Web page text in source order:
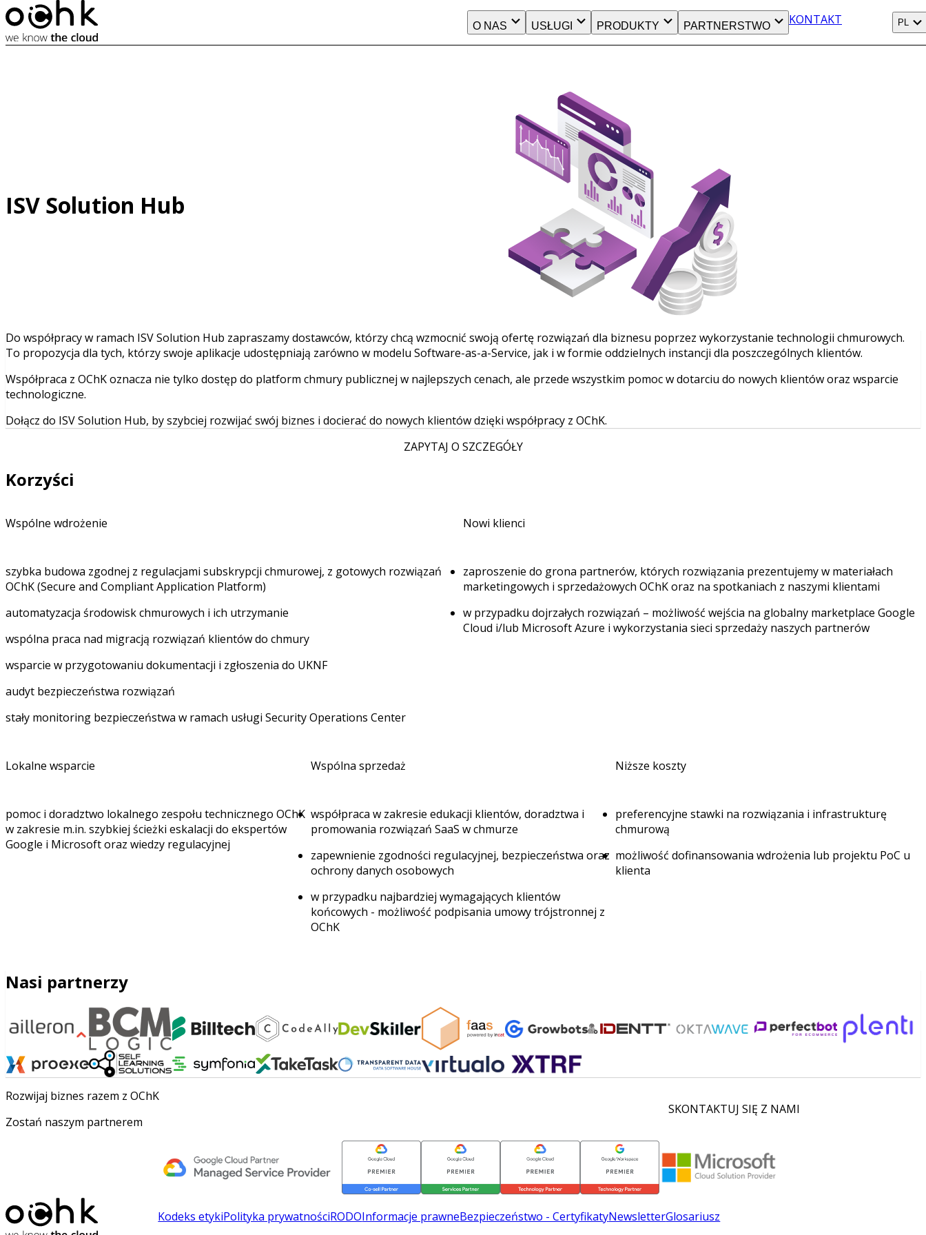
O NAS USŁUGI PRODUKTY PARTNERSTWO KONTAKT PL
ISV Solution Hub
Do współpracy w ramach ISV Solution Hub zapraszamy dostawców, którzy chcą wzmocnić swoją ofertę rozwiązań dla biznesu poprzez wykorzystanie technologii chmurowych.
To propozycja dla tych, którzy swoje aplikacje udostępniają zarówno w modelu Software-as-a-Service, jak i w formie oddzielnych instancji dla poszczególnych klientów.
Współpraca z OChK oznacza nie tylko dostęp do platform chmury publicznej w najlepszych cenach, ale przede wszystkim pomoc w dotarciu do nowych klientów oraz wsparcie
technologiczne.
Dołącz do ISV Solution Hub, by szybciej rozwijać swój biznes i docierać do nowych klientów dzięki współpracy z OChK.
ZAPYTAJ O SZCZEGÓŁY
Korzyści
Wspólne wdrożenie
szybka budowa zgodnej z regulacjami subskrypcji chmurowej, z gotowych rozwiązań
OChK (Secure and Compliant Application Platform)
automatyzacja środowisk chmurowych i ich utrzymanie
wspólna praca nad migracją rozwiązań klientów do chmury
wsparcie w przygotowaniu dokumentacji i zgłoszenia do UKNF
audyt bezpieczeństwa rozwiązań
stały monitoring bezpieczeństwa w ramach usługi Security Operations Center
Nowi klienci
zaproszenie do grona partnerów, których rozwiązania prezentujemy w materiałach
marketingowych i sprzedażowych OChK oraz na spotkaniach z naszymi klientami
w przypadku dojrzałych rozwiązań – możliwość wejścia na globalny marketplace Google
Cloud i/lub Microsoft Azure i wykorzystania sieci sprzedaży naszych partnerów
Lokalne wsparcie
pomoc i doradztwo lokalnego zespołu technicznego OChK
w zakresie m.in. szybkiej ścieżki eskalacji do ekspertów
Google i Microsoft oraz wiedzy regulacyjnej
Wspólna sprzedaż
współpraca w zakresie edukacji klientów, doradztwa i
promowania rozwiązań SaaS w chmurze
zapewnienie zgodności regulacyjnej, bezpieczeństwa oraz
ochrony danych osobowych
w przypadku najbardziej wymagających klientów
końcowych - możliwość podpisania umowy trójstronnej z
OChK
Niższe koszty
preferencyjne stawki na rozwiązania i infrastrukturę
chmurową
możliwość dofinansowania wdrożenia lub projektu PoC u
klienta
Nasi partnerzy
Rozwijaj biznes razem z OChK
Zostań naszym partnerem
SKONTAKTUJ SIĘ Z NAMI
Kodeks etykiPolityka prywatnościRODOInformacje prawneBezpieczeństwo - CertyfikatyNewsletterGlosariusz